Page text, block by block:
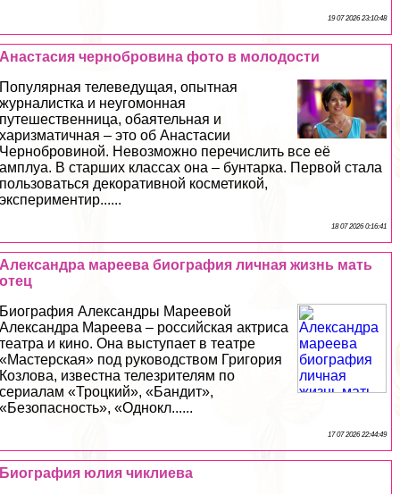
19 07 2026 23:10:48
Анастасия чернобровина фото в молодости
Популярная телеведущая, опытная
журналистка и неугомонная
путешественница, обаятельная и
харизматичная – это об Анастасии
Чернобровиной. Невозможно перечислить все её
амплуа. В старших классах она – бунтарка. Первой стала
пользоваться декоративной косметикой,
экспериментир......
18 07 2026 0:16:41
Александра мареева биография личная жизнь мать
отец
Биография Александры Мареевой
Александра Мареева – российская актриса
театра и кино. Она выступает в театре
«Мастерская» под руководством Григория
Козлова, известна телезрителям по
сериалам «Троцкий», «Бандит»,
«Безопасность», «Однокл......
17 07 2026 22:44:49
Биография юлия чиклиева